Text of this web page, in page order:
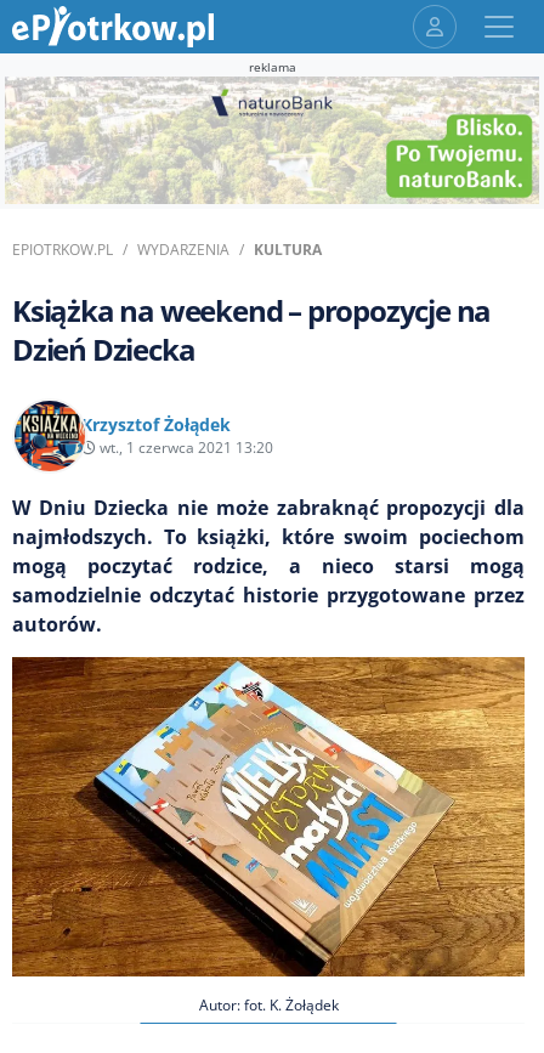
reklama
EPIOTRKOW.PL WYDARZENIA KULTURA
Książka na weekend – propozycje na
Dzień Dziecka
Krzysztof Żołądek
wt., 1 czerwca 2021 13:20
W Dniu Dziecka nie może zabraknąć propozycji dla
najmłodszych. To książki, które swoim pociechom
mogą poczytać rodzice, a nieco starsi mogą
samodzielnie odczytać historie przygotowane przez
autorów.
Autor: fot. K. Żołądek